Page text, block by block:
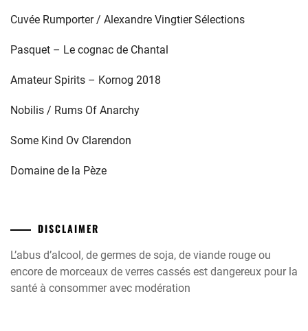
Cuvée Rumporter / Alexandre Vingtier Sélections
Pasquet – Le cognac de Chantal
Amateur Spirits – Kornog 2018
Nobilis / Rums Of Anarchy
Some Kind Ov Clarendon
Domaine de la Pèze
DISCLAIMER
L’abus d’alcool, de germes de soja, de viande rouge ou
encore de morceaux de verres cassés est dangereux pour la
santé à consommer avec modération